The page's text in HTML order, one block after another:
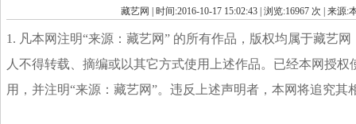
藏艺网 | 时间:2016-10-17 15:02:43 | 浏览:16967 次 | 来源:
1. 凡本网注明“来源：藏艺网” 的所有作品，版权均属于藏艺
人不得转载、摘编或以其它方式使用上述作品。已经本网授
用，并注明“来源：藏艺网”。违反上述声明者，本网将追究其